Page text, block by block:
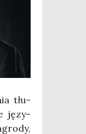
tłu­
języ­